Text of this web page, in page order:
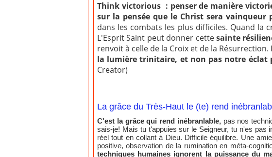
Think victorious : penser de manière
sur la pensée que le Christ sera vainqueur
dans les combats les plus difficiles. Quand la
L'Esprit Saint peut donner cettesainte
renvoit à celle de la Croix et de la Résurrection.
la lumière trinitaire, et non pas notre éclat
Creator)
La grâce du Très-Haut le (te) rend
C'est la grâce qui rend inébranlable, pas nos
sais-je! Mais tu t'appuies sur le Seigneur, tu n'es pas
réel tout en collant à Dieu. Difficile équilibre. Une
positive, observation de la rumination en méta-
techniques humaines ignorent la puissance du